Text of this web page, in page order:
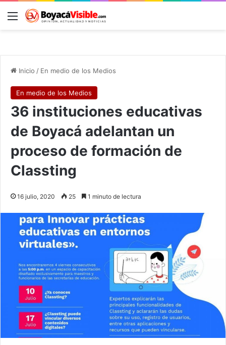
Menú
Inicio / En medio de los Medios
En medio de los Medios
36 instituciones educativas
de Boyacá adelantan un
proceso de formación de
Classting
16 julio, 2020 25 1 minuto de lectura